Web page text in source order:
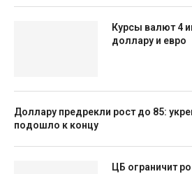
Курсы валют 4
доллару и евро
Доллару предрекли рост до 85:
подошло к концу
ЦБ ограничит